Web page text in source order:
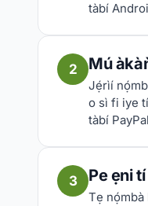
tàbí
2 Mú
Jẹ́rìí
o sì fi iye
tàbí
3 Pe ẹni
Tẹ